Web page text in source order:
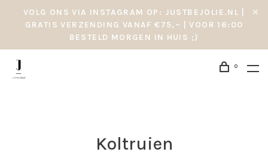
VOLG ONS VIA INSTAGRAM OP: JUSTBEJOLIE.NL |
GRATIS VERZENDING VANAF €75,– | VOOR 16:00
BESTELD MORGEN IN HUIS ;)
0
Koltruien